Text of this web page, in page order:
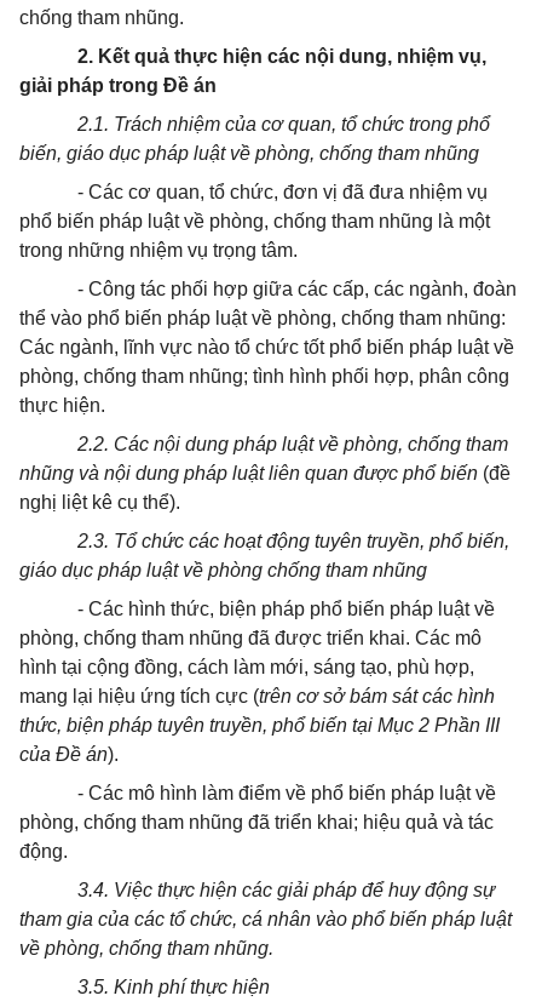
chống tham nhũng.
2. Kết quả thực hiện các nội dung, nhiệm vụ,
giải pháp trong Đề án
2.1. Trách nhiệm của cơ quan, tổ chức trong phổ
biến, giáo dục pháp luật về phòng, chống tham nhũng
- Các cơ quan, tổ chức, đơn vị đã đưa nhiệm vụ
phổ biến pháp luật về phòng, chống tham nhũng là một
trong những nhiệm vụ trọng tâm.
- Công tác phối hợp giữa các cấp, các ngành, đoàn
thể vào phổ biến pháp luật về phòng, chống tham nhũng:
Các ngành, lĩnh vực nào tổ chức tốt phổ biến pháp luật về
phòng, chống tham nhũng; tình hình phối hợp, phân công
thực hiện.
2.2. Các nội dung pháp luật về phòng, chống tham
nhũng và nội dung pháp luật liên quan được phổ biến (đề
nghị liệt kê cụ thể).
2.3. Tổ chức các hoạt động tuyên truyền, phổ biến,
giáo dục pháp luật về phòng chống tham nhũng
- Các hình thức, biện pháp phổ biến pháp luật về
phòng, chống tham nhũng đã được triển khai. Các mô
hình tại cộng đồng, cách làm mới, sáng tạo, phù hợp,
mang lại hiệu ứng tích cực (trên cơ sở bám sát các hình
thức, biện pháp tuyên truyền, phổ biến tại Mục 2 Phần III
của Đề án).
- Các mô hình làm điểm về phổ biến pháp luật về
phòng, chống tham nhũng đã triển khai; hiệu quả và tác
động.
3.4. Việc thực hiện các giải pháp để huy động sự
tham gia của các tổ chức, cá nhân vào phổ biến pháp luật
về phòng, chống tham nhũng.
3.5. Kinh phí thực hiện